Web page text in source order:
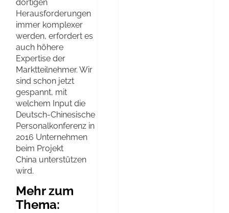
dortigen
Herausforderungen
immer komplexer
werden, erfordert es
auch höhere
Expertise der
Marktteilnehmer. Wir
sind schon jetzt
gespannt, mit
welchem Input die
Deutsch-Chinesische
Personalkonferenz in
2016 Unternehmen
beim Projekt
China unterstützen
wird.
Mehr zum
Thema: